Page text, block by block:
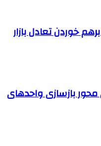
خوردن تعادل بازار
بازسازی واحدهای